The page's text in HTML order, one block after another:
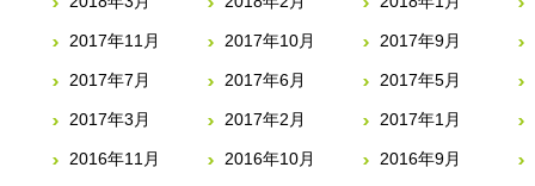
2017年11月 2017年10月 2017年9月
2017年7月 2017年6月 2017年5月
2017年3月 2017年2月 2017年1月
2016年11月 2016年10月 2016年9月